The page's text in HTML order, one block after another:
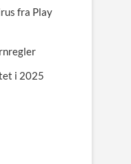
fra Play
i 2025